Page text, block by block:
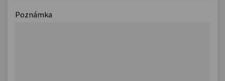
Poznámka